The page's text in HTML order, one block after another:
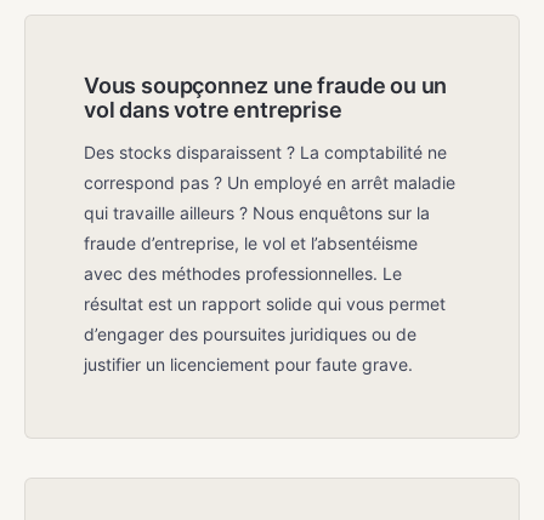
Vous soupçonnez une fraude ou un
vol dans votre entreprise
Des stocks disparaissent ? La comptabilité ne
correspond pas ? Un employé en arrêt maladie
qui travaille ailleurs ? Nous enquêtons sur la
fraude d’entreprise, le vol et l’absentéisme
avec des méthodes professionnelles. Le
résultat est un rapport solide qui vous permet
d’engager des poursuites juridiques ou de
justifier un licenciement pour faute grave.